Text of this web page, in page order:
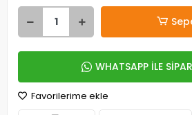
WHATSAPP İLE
Favorilerime ekle